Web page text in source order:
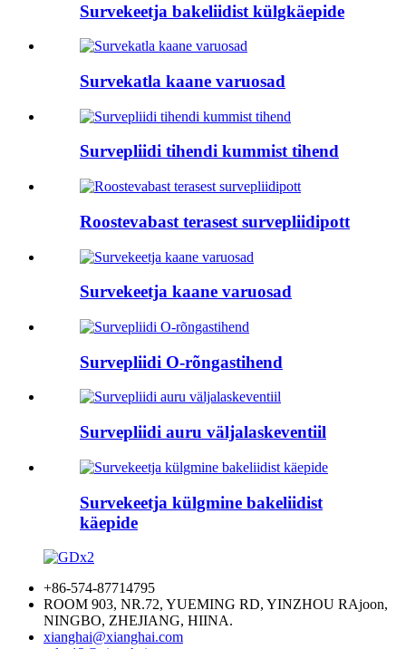
Survekeetja bakeliidist külgkäepide
Survekatla kaane varuosad
Survepliidi tihendi kummist tihend
Roostevabast terasest survepliidipott
Survekeetja kaane varuosad
Survepliidi O-rõngastihend
Survepliidi auru väljalaskeventiil
Survekeetja külgmine bakeliidist
käepide
+86-574-87714795
ROOM 903, NR.72, YUEMING RD, YINZHOU RAjoon,
NINGBO, ZHEJIANG, HIINA.
xianghai@xianghai.com